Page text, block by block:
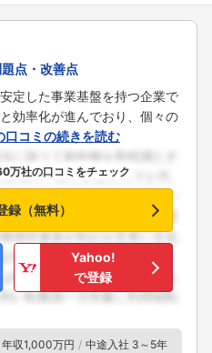
点・改善点
定した事業基盤を持つ企業で
効率化が進んでおり、個々の
口コミの続きを読む
万社の口コミをチェック
録（無料）
Yahoo!
で登録
年収1,000万円
中途入社 3～5年